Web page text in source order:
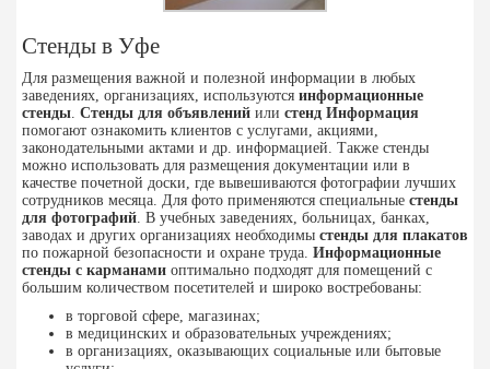
Стенды в Уфе
Для размещения важной и полезной информации в любых
заведениях, организациях, используются информационные
стенды. Стенды для объявлений или стенд Информация
помогают ознакомить клиентов с услугами, акциями,
законодательными актами и др. информацией. Также стенды
можно использовать для размещения документации или в
качестве почетной доски, где вывешиваются фотографии лучших
сотрудников месяца. Для фото применяются специальные стенды
для фотографий. В учебных заведениях, больницах, банках,
заводах и других организациях необходимы стенды для плакатов
по пожарной безопасности и охране труда. Информационные
стенды с карманами оптимально подходят для помещений с
большим количеством посетителей и широко востребованы:
в торговой сфере, магазинах;
в медицинских и образовательных учреждениях;
в организациях, оказывающих социальные или бытовые